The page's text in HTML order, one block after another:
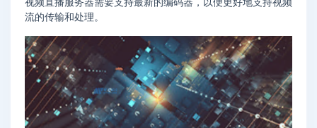
视频直播服务器需要支持最新的编码器，以便更好地支持视频
流的传输和处理。